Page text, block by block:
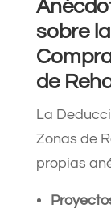
sobre
de
La
Zonas de
propias